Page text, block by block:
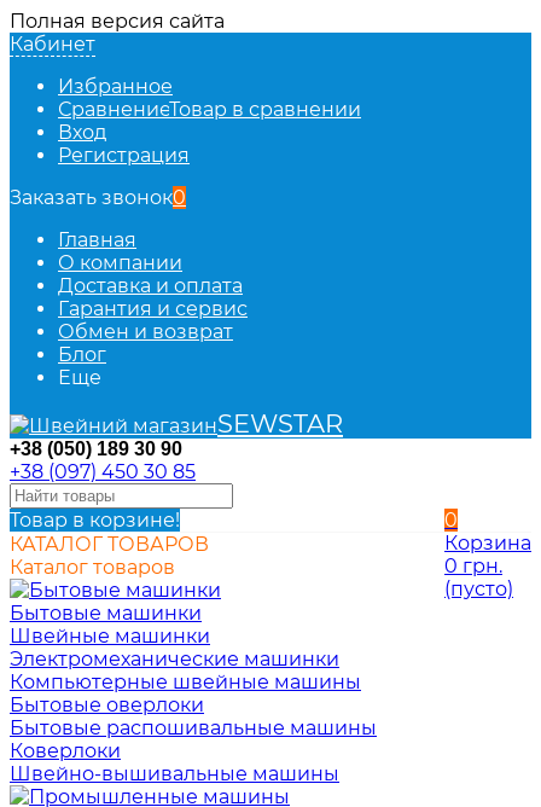
Полная версия сайта
Кабинет
Избранное
СравнениеТовар в сравнении
Вход
Регистрация
Заказать звонок0
Главная
О компании
Доставка и оплата
Гарантия и сервис
Обмен и возврат
Блог
Еще
SEWSTAR
+38 (050) 189 30 90
+38 (097) 450 30 85
0
Корзина
0 грн.
(пусто)
Товар в корзине!
КАТАЛОГ ТОВАРОВ
Каталог товаров
Бытовые машинки
Швейные машинки
Электромеханические машинки
Компьютерные швейные машины
Бытовые оверлоки
Бытовые распошивальные машины
Коверлоки
Швейно-вышивальные машины